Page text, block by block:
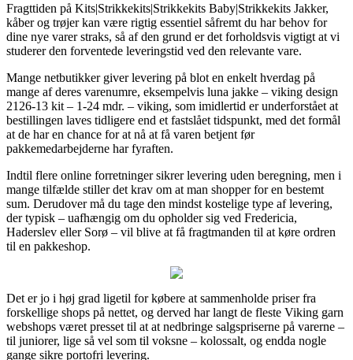
Fragttiden på Kits|Strikkekits|Strikkekits Baby|Strikkekits Jakker,
kåber og trøjer kan være rigtig essentiel såfremt du har behov for
dine nye varer straks, så af den grund er det forholdsvis vigtigt at vi
studerer den forventede leveringstid ved den relevante vare.
Mange netbutikker giver levering på blot en enkelt hverdag på
mange af deres varenumre, eksempelvis luna jakke – viking design
2126-13 kit – 1-24 mdr. – viking, som imidlertid er underforstået at
bestillingen laves tidligere end et fastslået tidspunkt, med det formål
at de har en chance for at nå at få varen betjent før
pakkemedarbejderne har fyraften.
Indtil flere online forretninger sikrer levering uden beregning, men i
mange tilfælde stiller det krav om at man shopper for en bestemt
sum. Derudover må du tage den mindst kostelige type af levering,
der typisk – uafhængig om du opholder sig ved Fredericia,
Haderslev eller Sorø – vil blive at få fragtmanden til at køre ordren
til en pakkeshop.
Det er jo i høj grad ligetil for købere at sammenholde priser fra
forskellige shops på nettet, og derved har langt de fleste Viking garn
webshops været presset til at at nedbringe salgspriserne på varerne –
til juniorer, lige så vel som til voksne – kolossalt, og endda nogle
gange sikre portofri levering.